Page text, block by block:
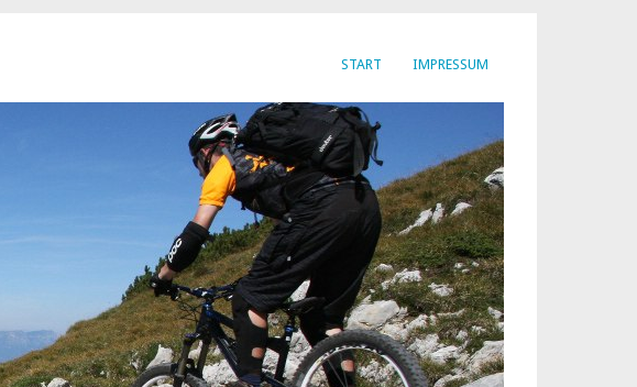
START IMPRESSUM